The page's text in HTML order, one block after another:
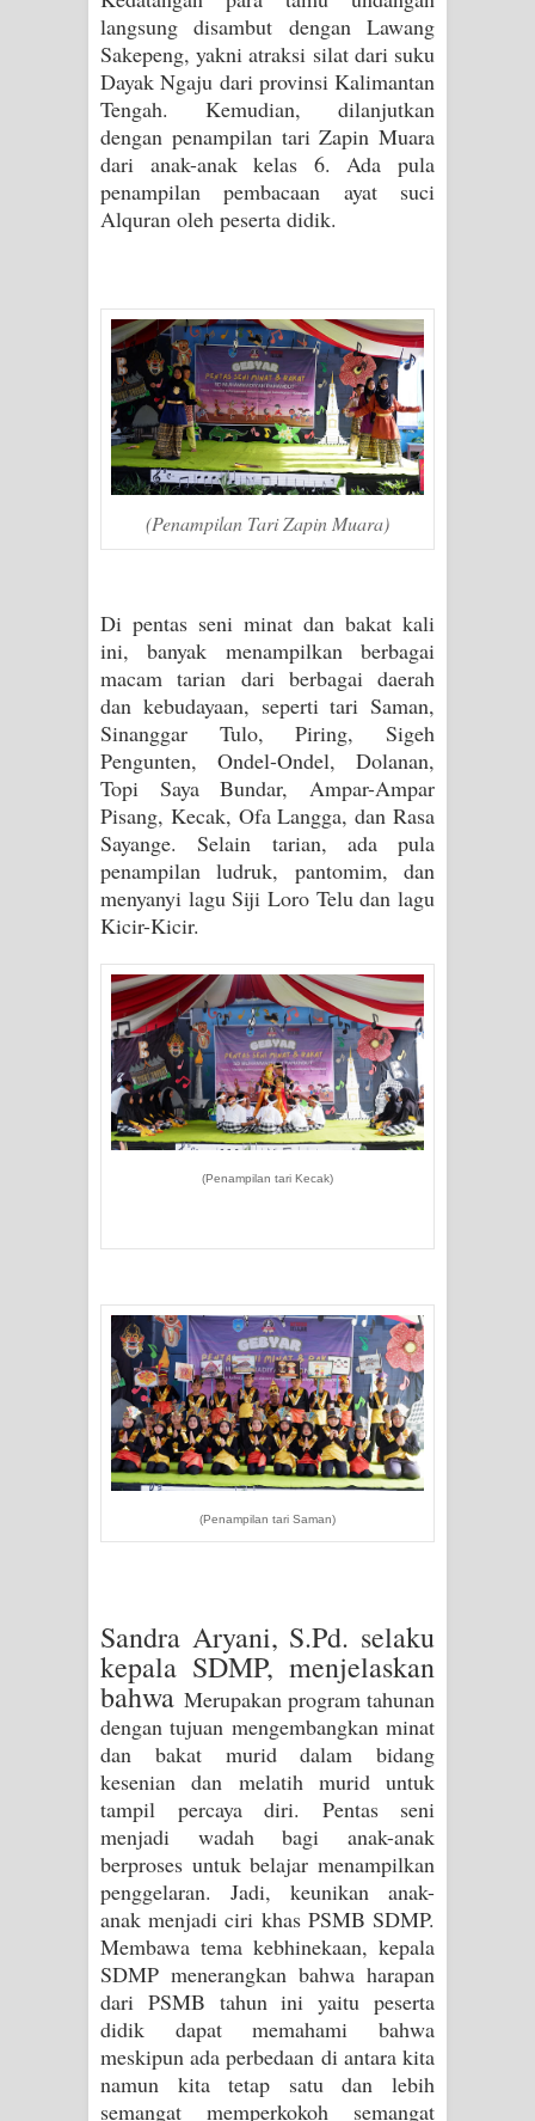
langsung disambut dengan Lawang
Sakepeng, yakni atraksi silat dari suku
Dayak Ngaju dari provinsi Kalimantan
Tengah. Kemudian, dilanjutkan
dengan penampilan tari Zapin Muara
dari anak-anak kelas 6. Ada pula
penampilan pembacaan ayat suci
Alquran oleh peserta didik.
(Penampilan Tari Zapin Muara)
Di pentas seni minat dan bakat kali
ini, banyak menampilkan berbagai
macam tarian dari berbagai daerah
dan kebudayaan, seperti tari Saman,
Sinanggar Tulo, Piring, Sigeh
Pengunten, Ondel-Ondel, Dolanan,
Topi Saya Bundar, Ampar-Ampar
Pisang, Kecak, Ofa Langga, dan Rasa
Sayange. Selain tarian, ada pula
penampilan ludruk, pantomim, dan
menyanyi lagu Siji Loro Telu dan lagu
Kicir-Kicir.
(Penampilan tari Kecak)
(Penampilan tari Saman)
Sandra Aryani, S.Pd. selaku
kepala SDMP, menjelaskan
bahwa Merupakan program tahunan
dengan tujuan mengembangkan minat
dan bakat murid dalam bidang
kesenian dan melatih murid untuk
tampil percaya diri. Pentas seni
menjadi wadah bagi anak-anak
berproses untuk belajar menampilkan
penggelaran. Jadi, keunikan anak-
anak menjadi ciri khas PSMB SDMP.
Membawa tema kebhinekaan, kepala
SDMP menerangkan bahwa harapan
dari PSMB tahun ini yaitu peserta
didik dapat memahami bahwa
meskipun ada perbedaan di antara kita
namun kita tetap satu dan lebih
semangat memperkokoh semangat